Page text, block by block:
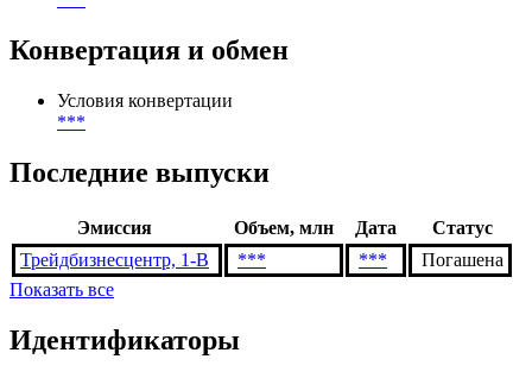
Конвертация и обмен
Условия конвертации
***
Последние выпуски
Эмиссия Объем, млн Дата
Статус
Трейдбизнесцентр, 1-В
*** ***
Погашена
Показать все
Идентификаторы